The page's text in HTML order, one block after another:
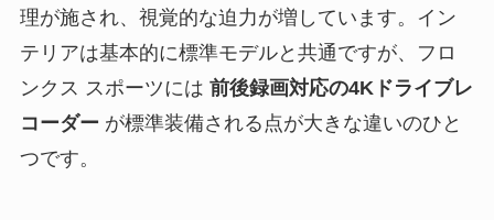
理が施され、視覚的な迫力が増しています。イン
テリアは基本的に標準モデルと共通ですが、フロ
ンクス スポーツには 前後録画対応の4Kドライブレ
コーダー が標準装備される点が大きな違いのひと
つです。